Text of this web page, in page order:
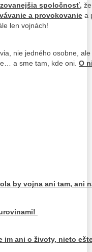
spoločnosť,
a provokovanie a
len vojnách!
nie jedného osobne,
a sme tam, kde oni. O
by vojna ani tam, ani
im ani o životy, nieto